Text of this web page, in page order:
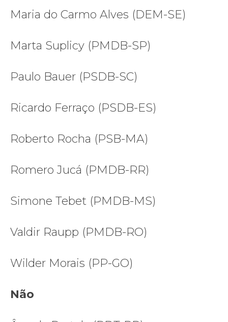
Maria do Carmo Alves (DEM-SE)
Marta Suplicy (PMDB-SP)
Paulo Bauer (PSDB-SC)
Ricardo Ferraço (PSDB-ES)
Roberto Rocha (PSB-MA)
Romero Jucá (PMDB-RR)
Simone Tebet (PMDB-MS)
Valdir Raupp (PMDB-RO)
Wilder Morais (PP-GO)
Não